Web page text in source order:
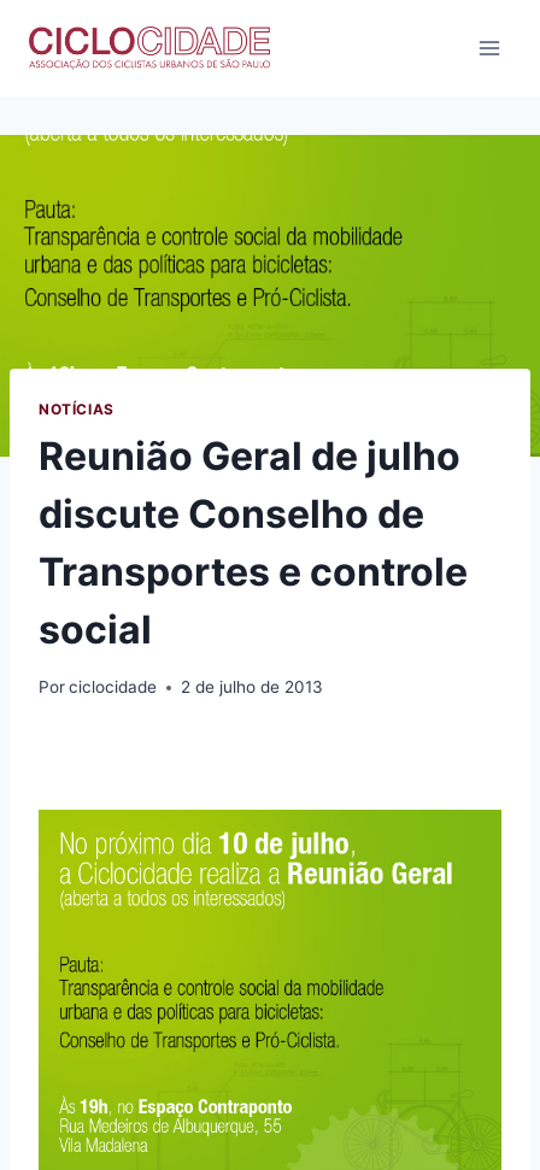
para
NOTÍCIAS
Reunião Geral de julho
discute Conselho de
Transportes e controle
social
Porciclocidade 2 de julho de 2013